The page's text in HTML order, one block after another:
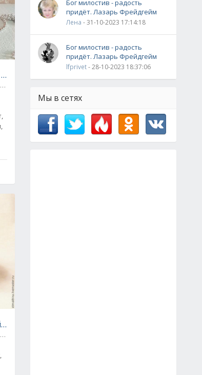
бутылки. Мастер-класс
пень из подручных материалов
Бог милостив - радость
придёт. Лазарь Фрейдгейм
Лена - 31-10-2023 17:14:18
Бог милостив - радость
придёт. Лазарь Фрейдгейм
lfprivet- 28-10-2023 18:37:06
Мы в сетях